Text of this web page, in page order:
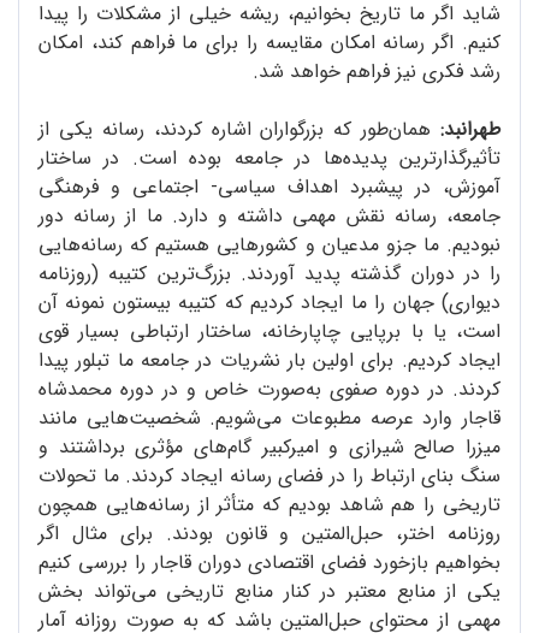
شاید اگر ما تاریخ بخوانیم، ریشه خیلی از مشکلات را پیدا
کنیم. اگر رسانه امکان مقایسه را برای ما فراهم کند، امکان
رشد فکری نیز فراهم خواهد شد.
طهرانبد: همان‌طور که بزرگواران اشاره کردند، رسانه یکی از
تأثیرگذارترین پدیده‌ها در جامعه بوده است. در ساختار
آموزش، در پیشبرد اهداف سیاسی- اجتماعی و فرهنگی
جامعه، رسانه نقش مهمی داشته و دارد. ما از رسانه دور
نبودیم. ما جزو مدعیان و کشورهایی هستیم که رسانه‌هایی
را در دوران گذشته پدید آوردند. بزرگ‌ترین کتیبه (روزنامه
دیواری) جهان را ما ایجاد کردیم که کتیبه بیستون نمونه آن
است، یا با برپایی چاپارخانه، ساختار ارتباطی بسیار قوی
ایجاد کردیم. برای اولین بار نشریات در جامعه ما تبلور پیدا
کردند. در دوره صفوی به‌صورت خاص و در دوره محمدشاه
قاجار وارد عرصه مطبوعات می‌شویم. شخصیت‌هایی مانند
میزرا صالح شیرازی و امیرکبیر گام‌های مؤثری برداشتند و
سنگ بنای ارتباط را در فضای رسانه ایجاد کردند. ما تحولات
تاریخی را هم شاهد بودیم که متأثر از رسانه‌هایی همچون
روزنامه اختر، حبل‌المتین و قانون بودند. برای مثال اگر
بخواهیم بازخورد فضای اقتصادی دوران قاجار را بررسی کنیم
یکی از منابع معتبر در کنار منابع تاریخی می‌تواند بخش
مهمی از محتوای حبل‌المتین باشد که به صورت روزانه آمار